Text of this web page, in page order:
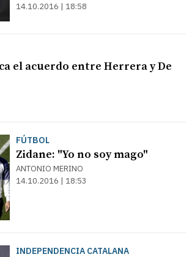
14.10.2016 | 18:58
el acuerdo entre Herrera y De
FÚTBOL
Zidane: "Yo no soy mago"
ANTONIO MERINO
14.10.2016 | 18:53
INDEPENDENCIA CATALANA